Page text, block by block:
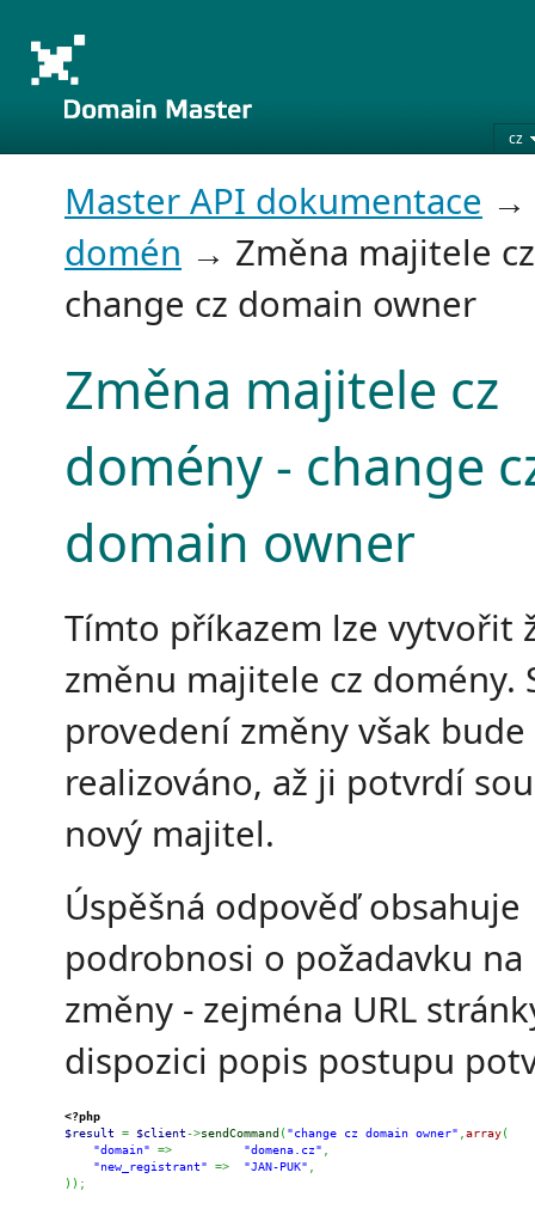
cz
Master API dokumentace →
domén → Změna majitele
change cz domain owner
Změna majitele cz
domény - change
domain owner
Tímto příkazem lze vytvořit
změnu majitele cz domény.
provedení změny však bude
realizováno, až ji potvrdí
nový majitel.
Úspěšná odpověď obsahuje
podrobnosi o požadavku
změny - zejména URL
dispozici popis postupu
<?php
$result
= $client->sendCommand ("change cz domain owner" array(
"domain"
=> "domena.cz"
"new_registrant"
=> "JAN-PUK"
) ) ;